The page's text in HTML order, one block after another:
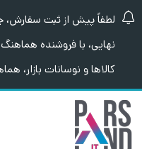
لطفاً پیش از ثبت
نهایی، با فروشنده
کالاها و نوسانات بازار،